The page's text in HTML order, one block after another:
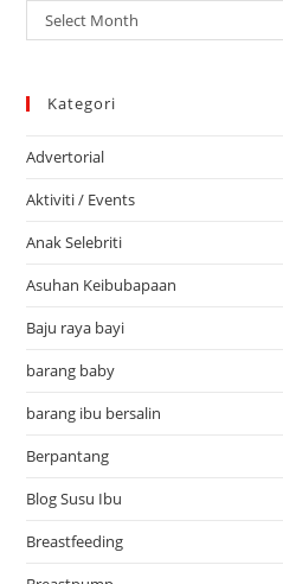
Arkib
Select Month
Kategori
Advertorial
Aktiviti / Events
Anak Selebriti
Asuhan Keibubapaan
Baju raya bayi
barang baby
barang ibu bersalin
Berpantang
Blog Susu Ibu
Breastfeeding